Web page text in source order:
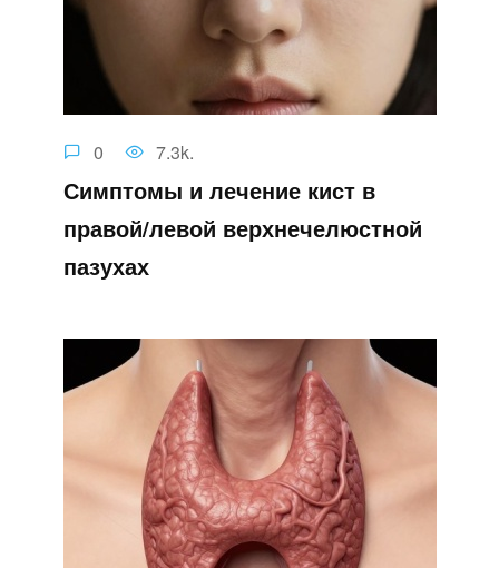
0 7.3k.
Симптомы и лечение кист в
правой/левой верхнечелюстной
пазухах